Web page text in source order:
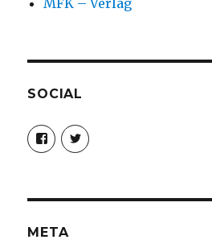
MFK – Verlag
SOCIAL
Profil
von
christoph.fleischer1
anzeigen
Profil
von
anzeigen
META